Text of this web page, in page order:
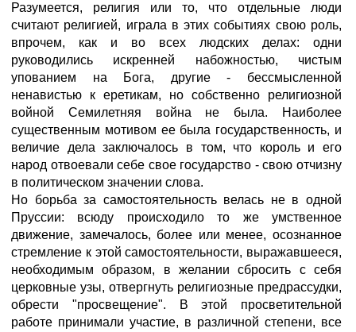
Разумеется, религия или то, что отдельные люди
считают религией, играла в этих событиях свою роль,
впрочем, как и во всех людских делах: одни
руководились искренней набожностью, чистым
упованием на Бога, другие - бессмысленной
ненавистью к еретикам, но собственно религиозной
войной Семилетняя война не была. Наиболее
существенным мотивом ее была государственность, и
величие дела заключалось в том, что король и его
народ отвоевали себе свое государство - свою отчизну
в политическом значении слова.
Но борьба за самостоятельность велась не в одной
Пруссии: всюду происходило то же умственное
движение, замечалось, более или менее, осознанное
стремление к этой самостоятельности, выражавшееся,
необходимым образом, в желании сбросить с себя
церковные узы, отвергнуть религиозные предрассудки,
обрести "просвещение". В этой просветительной
работе принимали участие, в различной степени, все